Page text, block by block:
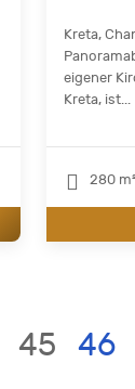
Kreta,
eigener
Kreta, ist...
280 m²
Page:
45 46